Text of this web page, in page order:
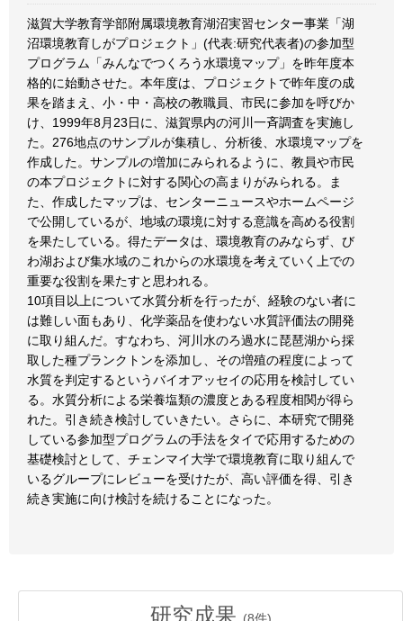
滋賀大学教育学部附属環境教育湖沼実習センター事業「湖
沼環境教育しがプロジェクト」(代表:研究代表者)の参加型
プログラム「みんなでつくろう水環境マップ」を昨年度本
格的に始動させた。本年度は、プロジェクトで昨年度の成
果を踏まえ、小・中・高校の教職員、市民に参加を呼びか
け、1999年8月23日に、滋賀県内の河川一斉調査を実施し
た。276地点のサンプルが集積し、分析後、水環境マップを
作成した。サンプルの増加にみられるように、教員や市民
の本プロジェクトに対する関心の高まりがみられる。ま
た、作成したマップは、センターニュースやホームページ
で公開しているが、地域の環境に対する意識を高める役割
を果たしている。得たデータは、環境教育のみならず、び
わ湖および集水域のこれからの水環境を考えていく上での
重要な役割を果たすと思われる。
10項目以上について水質分析を行ったが、経験のない者に
は難しい面もあり、化学薬品を使わない水質評価法の開発
に取り組んだ。すなわち、河川水のろ過水に琵琶湖から採
取した種プランクトンを添加し、その増殖の程度によって
水質を判定するというバイオアッセイの応用を検討してい
る。水質分析による栄養塩類の濃度とある程度相関が得ら
れた。引き続き検討していきたい。さらに、本研究で開発
している参加型プログラムの手法をタイで応用するための
基礎検討として、チェンマイ大学で環境教育に取り組んで
いるグループにレビューを受けたが、高い評価を得、引き
続き実施に向け検討を続けることになった。
研究成果